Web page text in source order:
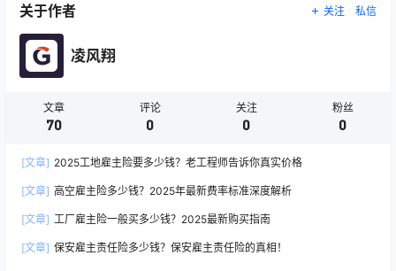
关于作者 关注 私信
凌风翔
文章
70
评论
0
关注
0
粉丝
0
[文章] 2025工地雇主险要多少钱？老工程师告诉你真实价格
[文章] 高空雇主险多少钱？2025年最新费率标准深度解析
[文章] 工厂雇主险一般买多少钱？2025最新购买指南
[文章] 保安雇主责任险多少钱？保安雇主责任险的真相！